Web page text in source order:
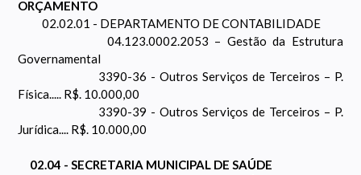
ORÇAMENTO
02.02.01 - DEPARTAMENTO DE CONTABILIDADE
04.123.0002.2053 – Gestão da Estrutura
Governamental
3390-36 - Outros Serviços de Terceiros – P.
Física..... R$. 10.000,00
3390-39 - Outros Serviços de Terceiros – P.
Jurídica.... R$. 10.000,00
02.04 - SECRETARIA MUNICIPAL DE SAÚDE